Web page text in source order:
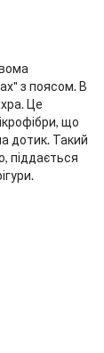
з поясом. В
Це
що
дотик. Такий
піддається